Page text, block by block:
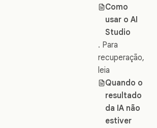
Como
usar o AI
Studio
. Para
recuperação,
leia
Quando o
resultado
da IA não
estiver